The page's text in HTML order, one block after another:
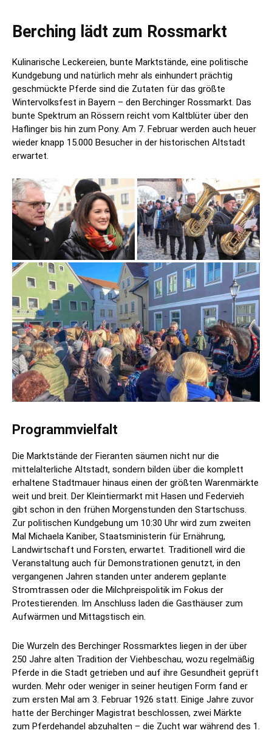
Berching lädt zum Rossmarkt
Kulinarische Leckereien, bunte Marktstände, eine politische
Kundgebung und natürlich mehr als einhundert prächtig
geschmückte Pferde sind die Zutaten für das größte
Wintervolksfest in Bayern – den Berchinger Rossmarkt. Das
bunte Spektrum an Rössern reicht vom Kaltblüter über den
Haflinger bis hin zum Pony. Am 7. Februar werden auch heuer
wieder knapp 15.000 Besucher in der historischen Altstadt
erwartet.
Programmvielfalt
Die Marktstände der Fieranten säumen nicht nur die
mittelalterliche Altstadt, sondern bilden über die komplett
erhaltene Stadtmauer hinaus einen der größten Warenmärkte
weit und breit. Der Kleintiermarkt mit Hasen und Federvieh
gibt schon in den frühen Morgenstunden den Startschuss.
Zur politischen Kundgebung um 10:30 Uhr wird zum zweiten
Mal Michaela Kaniber, Staatsministerin für Ernährung,
Landwirtschaft und Forsten, erwartet. Traditionell wird die
Veranstaltung auch für Demonstrationen genutzt, in den
vergangenen Jahren standen unter anderem geplante
Stromtrassen oder die Milchpreispolitik im Fokus der
Protestierenden. Im Anschluss laden die Gasthäuser zum
Aufwärmen und Mittagstisch ein.
Die Wurzeln des Berchinger Rossmarktes liegen in der über
250 Jahre alten Tradition der Viehbeschau, wozu regelmäßig
Pferde in die Stadt getrieben und auf ihre Gesundheit geprüft
wurden. Mehr oder weniger in seiner heutigen Form fand er
zum ersten Mal am 3. Februar 1926 statt. Einige Jahre zuvor
hatte der Berchinger Magistrat beschlossen, zwei Märkte
zum Pferdehandel abzuhalten – die Zucht war während des 1.